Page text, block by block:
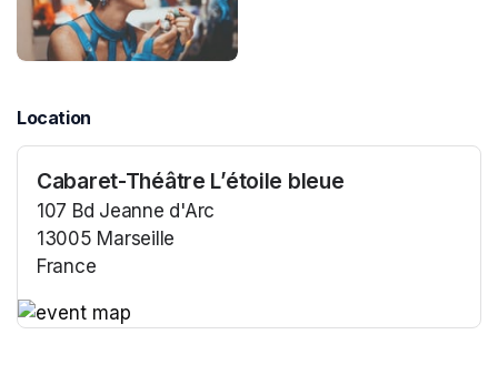
Location
Cabaret-Théâtre L’étoile bleue
107 Bd Jeanne d'Arc
13005 Marseille
France